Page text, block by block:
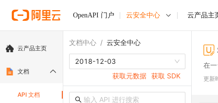
OpenAPI 门户 云安全中心 云产品主
云产品主页
文档
API 文档
文档中心 / 云安全中心
2018-12-03
获取元数据 获取 SDK
在
更新